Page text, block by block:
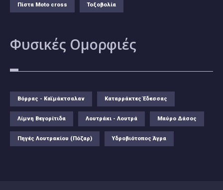
Πίστα Moto cross Τοξοβολία
Φυσικές Ομορφιές
Βόρρας - Καϊμάκτσαλαν Καταρράκτες Έδεσσας
Λίμνη Βεγορίτιδα Λουτράκι - Λουτρά Μαύρο Δάσος
Πηγές Λουτρακίου (Πόζαρ) Υδροβιότοπος Άγρα